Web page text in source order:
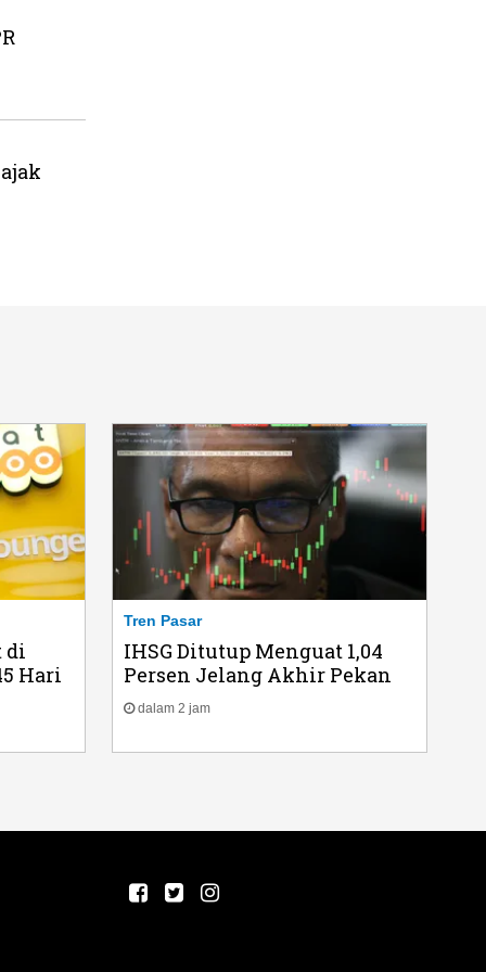
di
Hari
Tren Pasar
IHSG Ditutup Menguat 1,04
Persen Jelang Akhir Pekan
dalam 2 jam